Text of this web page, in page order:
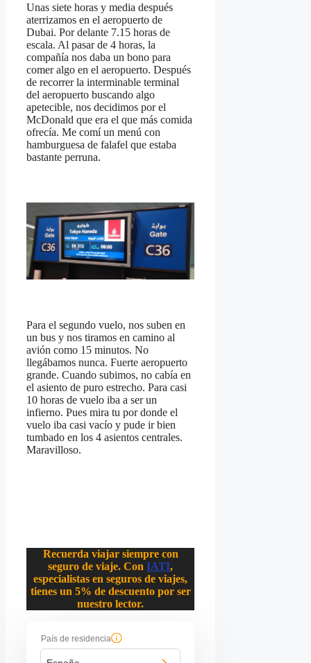
Unas siete horas y media después
aterrizamos en el aeropuerto de
Dubai. Por delante 7.15 horas de
escala. Al pasar de 4 horas, la
compañía nos daba un bono para
comer algo en el aeropuerto. Después
de recorrer la interminable terminal
del aeropuerto buscando algo
apetecible, nos decidimos por el
McDonald que era el que más comida
ofrecía. Me comí un menú con
hamburguesa de falafel que estaba
bastante perruna.
Para el segundo vuelo, nos suben en
un bus y nos tiramos en camino al
avión como 15 minutos. No
llegábamos nunca. Fuerte aeropuerto
grande. Cuando subimos, no cabía en
el asiento de puro estrecho. Para casi
10 horas de vuelo iba a ser un
infierno. Pues mira tu por donde el
vuelo iba casi vacío y pude ir bien
tumbado en los 4 asientos centrales.
Maravilloso.
Recuerda viajar siempre con
seguro de viaje. ConIATI,
especialistas en seguros de viajes,
tienes un 5% de descuento por ser
nuestro lector.
País de residencia